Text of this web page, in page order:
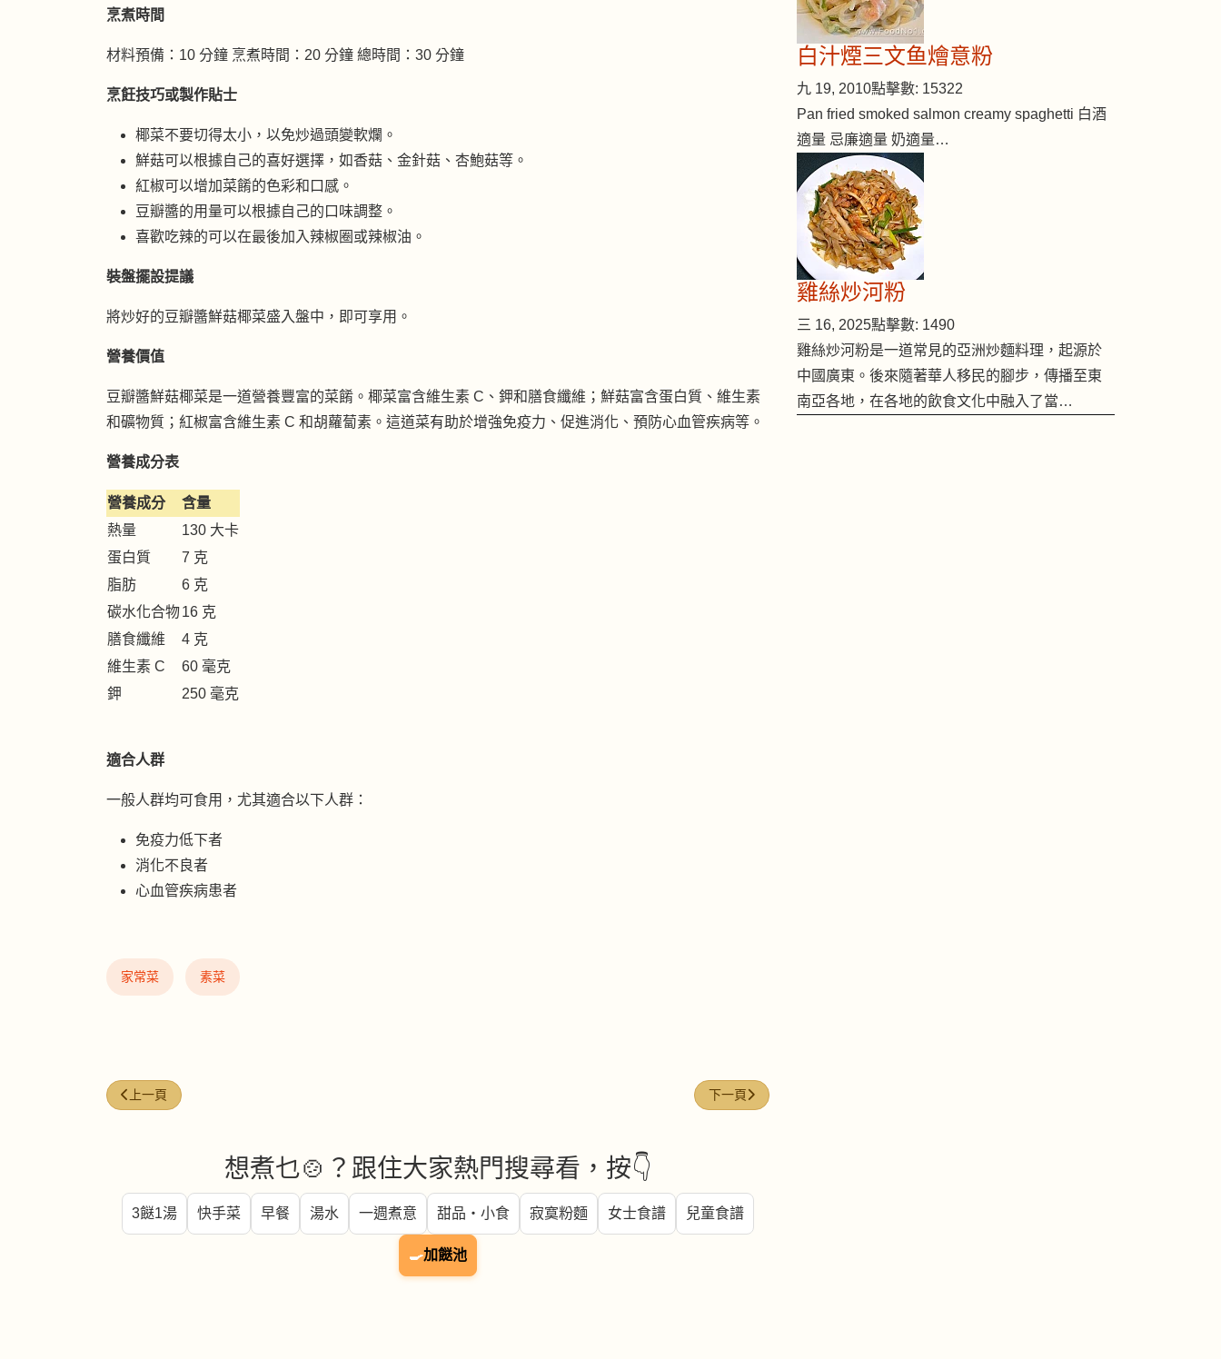
烹煮時間
材料預備：10 分鐘 烹煮時間：20 分鐘 總時間：30 分鐘
烹飪技巧或製作貼士
椰菜不要切得太小，以免炒過頭變軟爛。
鮮菇可以根據自己的喜好選擇，如香菇、金針菇、杏鮑菇等。
紅椒可以增加菜餚的色彩和口感。
豆瓣醬的用量可以根據自己的口味調整。
喜歡吃辣的可以在最後加入辣椒圈或辣椒油。
裝盤擺設提議
將炒好的豆瓣醬鮮菇椰菜盛入盤中，即可享用。
營養價值
豆瓣醬鮮菇椰菜是一道營養豐富的菜餚。椰菜富含維生素 C、鉀和膳食纖維；鮮菇富含蛋白質、維生素
和礦物質；紅椒富含維生素 C 和胡蘿蔔素。這道菜有助於增強免疫力、促進消化、預防心血管疾病等。
營養成分表
營養成分
含量
熱量
130 大卡
蛋白質
7 克
脂肪
6 克
碳水化合物16 克
膳食纖維
4 克
維生素 C
60 毫克
鉀
250 毫克
適合人群
一般人群均可食用，尤其適合以下人群：
免疫力低下者
消化不良者
心血管疾病患者
家常菜 素菜
上一篇文章: 冬瓜盅
上一頁 下一篇文章: 雲耳炒勝瓜
下一頁
想煮乜🍲？跟住大家熱門搜尋看，按👇
3餸1湯 快手菜 早餐 湯水 一週煮意 甜品・小食 寂寞粉麵 女士食譜 兒童食譜
🍳加餸池
白汁煙三文鱼燴意粉
九 19, 2010點擊數: 15322
Pan fried smoked salmon creamy spaghetti 白酒
適量 忌廉適量 奶適量…
雞絲炒河粉
三 16, 2025點擊數: 1490
雞絲炒河粉是一道常見的亞洲炒麵料理，起源於
中國廣東。後來隨著華人移民的腳步，傳播至東
南亞各地，在各地的飲食文化中融入了當…